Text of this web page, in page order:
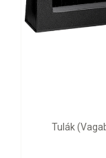
Tulák